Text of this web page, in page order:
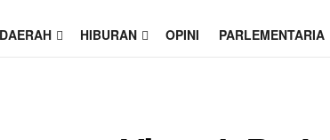
DAERAH HIBURAN OPINI PARLEMENTARIA